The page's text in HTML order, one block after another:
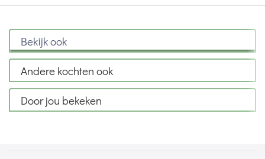
Bekijk ook
Andere kochten ook
Door jou bekeken